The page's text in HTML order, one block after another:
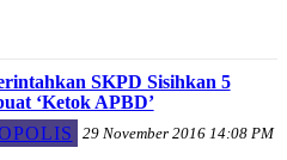
SKPD Sisihkan 5
‘Ketok APBD’
29 November 2016 14:08 PM